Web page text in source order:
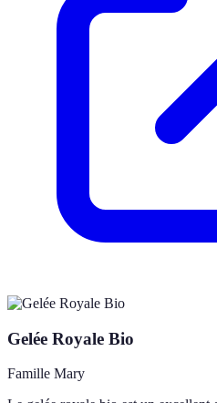
Gelée Royale Bio
Famille Mary